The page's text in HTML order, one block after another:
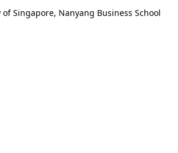
Singapore, Nanyang Business School